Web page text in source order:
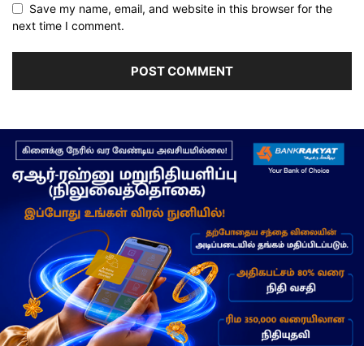
Save my name, email, and website in this browser for the
next time I comment.